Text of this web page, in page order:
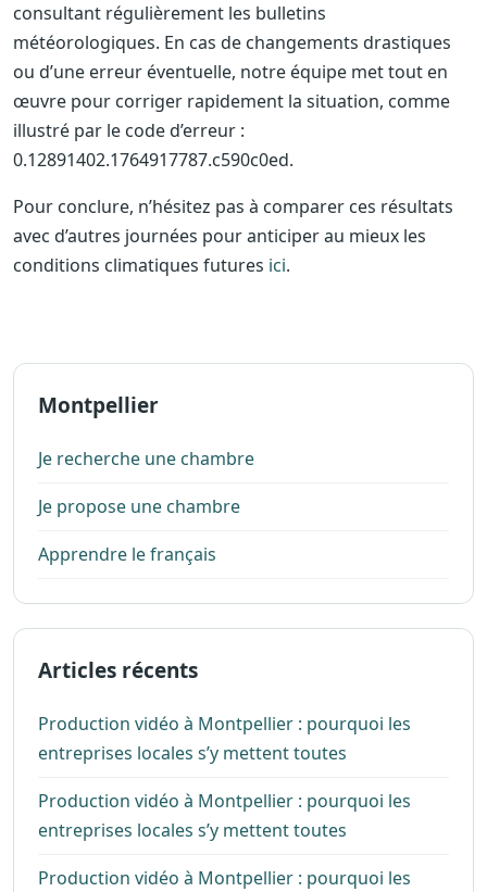
consultant régulièrement les bulletins
météorologiques. En cas de changements drastiques
ou d’une erreur éventuelle, notre équipe met tout en
œuvre pour corriger rapidement la situation, comme
illustré par le code d’erreur :
0.12891402.1764917787.c590c0ed.
Pour conclure, n’hésitez pas à comparer ces résultats
avec d’autres journées pour anticiper au mieux les
conditions climatiques futures ici.
Montpellier
Je recherche une chambre
Je propose une chambre
Apprendre le français
Articles récents
Production vidéo à Montpellier : pourquoi les
entreprises locales s’y mettent toutes
Production vidéo à Montpellier : pourquoi les
entreprises locales s’y mettent toutes
Production vidéo à Montpellier : pourquoi les